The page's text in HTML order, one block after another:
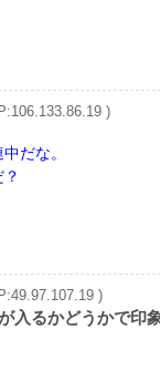
)
だな。
)
入るかどうかで印